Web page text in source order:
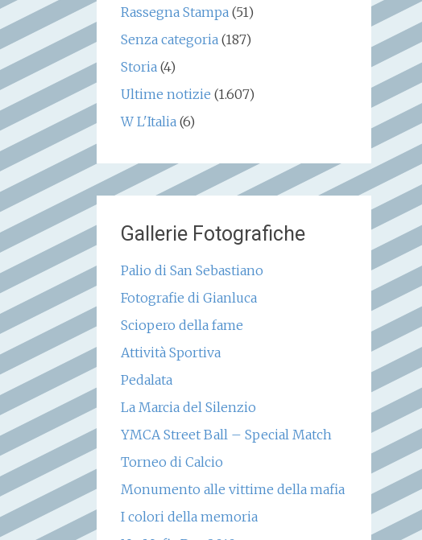
Rassegna Stampa(51)
Senza categoria(187)
Storia(4)
Ultime notizie (1.607)
W L'Italia(6)
Gallerie Fotografiche
Palio di San Sebastiano
Fotografie di Gianluca
Sciopero della fame
Attività Sportiva
Pedalata
La Marcia del Silenzio
YMCA Street Ball – Special Match
Torneo di Calcio
Monumento alle vittime della mafia
I colori della memoria